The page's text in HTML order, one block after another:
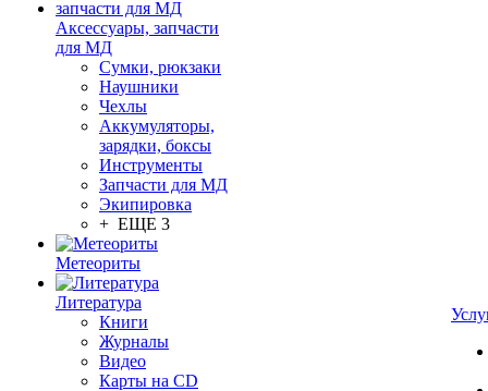
Аксессуары, запчасти
для МД
Сумки, рюкзаки
Наушники
Чехлы
Аккумуляторы,
зарядки, боксы
Инструменты
Запчасти для МД
Экипировка
+ ЕЩЕ 3
Метеориты
Литература
Книги
Журналы
Видео
Карты на CD